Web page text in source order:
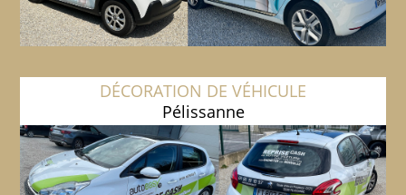
DÉCORATION DE VÉHICULE
Pélissanne